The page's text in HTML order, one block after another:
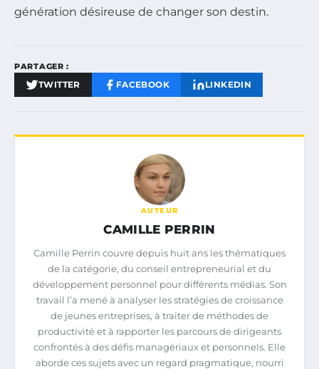
génération désireuse de changer son destin.
PARTAGER :
TWITTER FACEBOOK LINKEDIN
AUTEUR
CAMILLE PERRIN
Camille Perrin couvre depuis huit ans les thématiques
de la catégorie, du conseil entrepreneurial et du
développement personnel pour différents médias. Son
travail l’a mené à analyser les stratégies de croissance
de jeunes entreprises, à traiter de méthodes de
productivité et à rapporter les parcours de dirigeants
confrontés à des défis managériaux et personnels. Elle
aborde ces sujets avec un regard pragmatique, nourri